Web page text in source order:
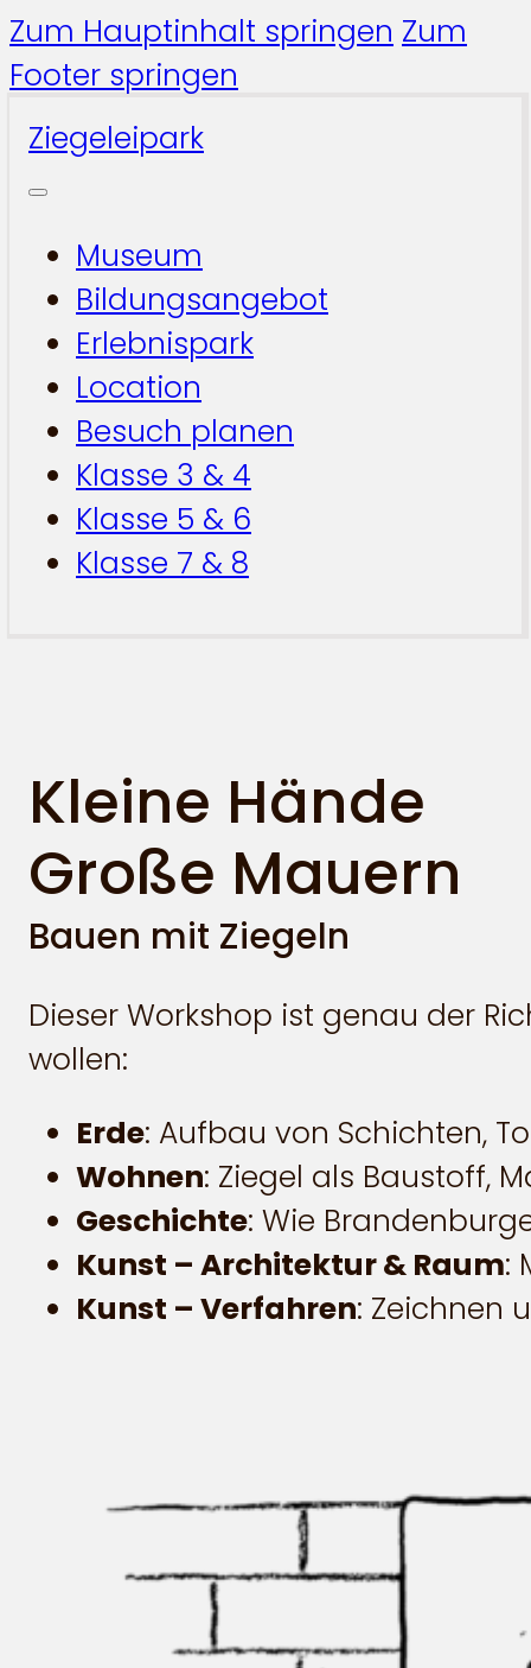
Zum Hauptinhalt springen Zum
Footer springen
Ziegeleipark
Museum
Bildungsangebot
Erlebnispark
Location
Besuch planen
Klasse 3 & 4
Klasse 5 & 6
Klasse 7 & 8
Kleine Hände
Große Mauern
Bauen mit Ziegeln
Dieser Workshop ist genau der
wollen:
Erde: Aufbau von Schichten,
Wohnen: Ziegel als Baustoff,
Geschichte: Wie
Kunst – Architektur & Raum:
Kunst – Verfahren: Zeichnen